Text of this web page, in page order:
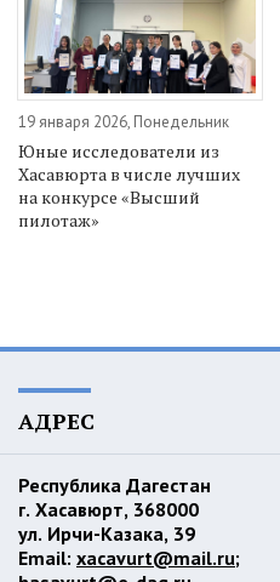
19 января 2026, Понедельник
Юные исследователи из
Хасавюрта в числе лучших
на конкурсе «Высший
пилотаж»
АДРЕС
Республика Дагестан
г. Хасавюрт, 368000
ул. Ирчи-Казака, 39
Email: xacavurt@mail.ru;